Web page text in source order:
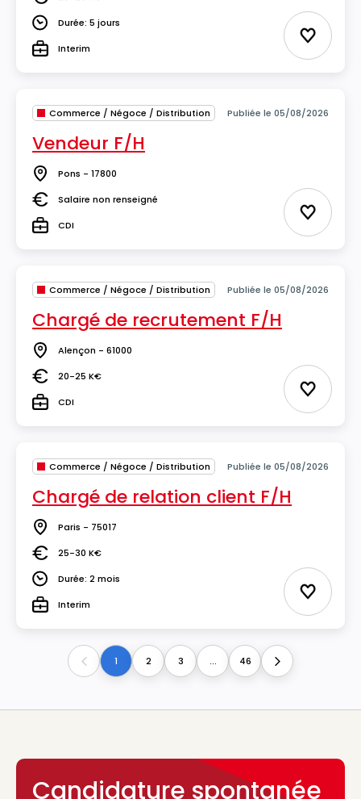
Salaire
DuréeDurée: 5 jours
TypeInterim Ajouter
Commerce / Négoce / Distribution Publiée le 05/08/2026
Vendeur F/H
Lieu Pons - 17800
SalaireSalaire non renseigné
TypeCDI Ajouter
Commerce / Négoce / Distribution Publiée le 05/08/2026
Chargé de recrutement F/H
Lieu Alençon - 61000
Salaire20-25 K€
TypeCDI Ajouter
Commerce / Négoce / Distribution Publiée le 05/08/2026
Chargé de relation client F/H
Lieu Paris - 75017
Salaire25-30 K€
DuréeDurée: 2 mois
TypeInterim Ajouter
Previous1 2 3 ... 46 Next
Candidature spontanée